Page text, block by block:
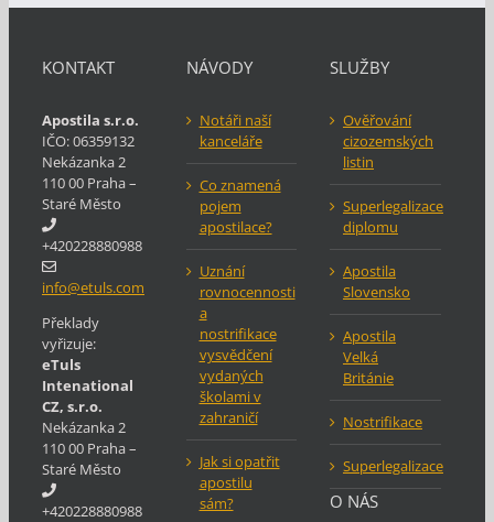
KONTAKT
Apostila s.r.o.
IČO: 06359132
Nekázanka 2
110 00 Praha –
Staré Město
+420228880988
info@etuls.com
Překlady
vyřizuje:
eTuls
Intenational
CZ, s.r.o.
Nekázanka 2
110 00 Praha –
Staré Město
+420228880988
NÁVODY
Notáři naší
kanceláře
Co znamená
pojem
apostilace?
Uznání
rovnocennosti
a
nostrifikace
vysvědčení
vydaných
školami v
zahraničí
Jak si opatřit
apostilu
sám?
SLUŽBY
Ověřování
cizozemských
listin
Superlegalizace
diplomu
Apostila
Slovensko
Apostila
Velká
Británie
Nostrifikace
Superlegalizace
O NÁS